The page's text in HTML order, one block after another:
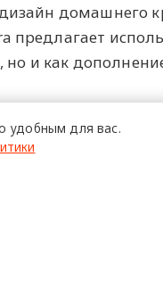
домашнего
предлагает
но и как
удобным для вас.